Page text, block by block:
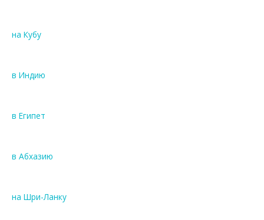
на Кубу
в Индию
в Египет
в Абхазию
на Шри-Ланку